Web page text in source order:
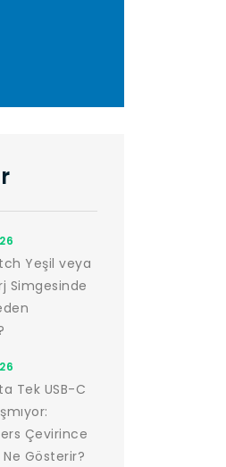
Yeşil veya
Simgesinde
Tek USB-C
Çevirince
Ne Gösterir?